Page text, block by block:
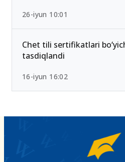
26-iyun 10:01
Chet tili sertifikatlari
tasdiqlandi
16-iyun 16:02